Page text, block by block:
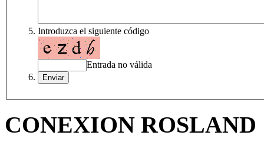
Introduzca el siguiente código
Entrada no válida
CONEXION ROSLAND